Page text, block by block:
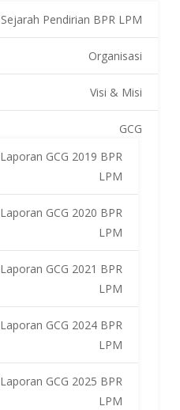
Sejarah Pendirian BPR LPM
Organisasi
Visi & Misi
GCG
Laporan GCG 2019 BPR
LPM
Laporan GCG 2020 BPR
LPM
Laporan GCG 2021 BPR
LPM
Laporan GCG 2024 BPR
LPM
Laporan GCG 2025 BPR
LPM